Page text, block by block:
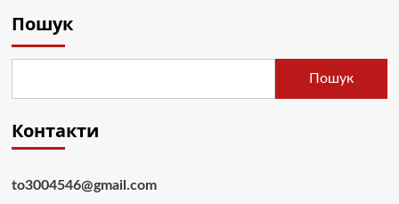
Пошук
Пошук
Контакти
to3004546@gmail.com